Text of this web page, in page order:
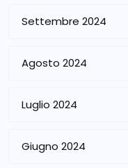
Settembre 2024
Agosto 2024
Luglio 2024
Giugno 2024